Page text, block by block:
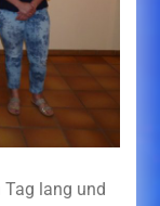
Tag lang und